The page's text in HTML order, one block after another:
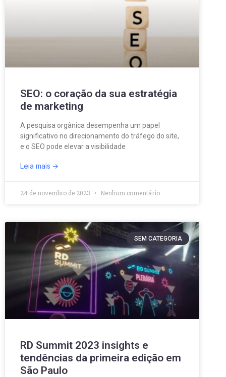
SEO: o coração da sua estratégia
de marketing
A pesquisa orgânica desempenha um papel
significativo no direcionamento do tráfego do site,
e o SEO pode elevar a visibilidade
Leia mais
24 de novembro de 2023 Nenhum comentário
SEM CATEGORIA
RD Summit 2023 insights e
tendências da primeira edição em
São Paulo